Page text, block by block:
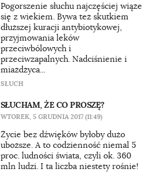
Pogorszenie słuchu najczęściej wiąże
się z wiekiem. Bywa też skutkiem
dłuższej kuracji antybiotykowej,
przyjmowania leków
przeciwbólowych i
przeciwzapalnych. Nadciśnienie i
miażdżyca...
SŁUCH
SŁUCHAM, ŻE CO PROSZĘ?
WTOREK, 5 GRUDNIA 2017 (11:49)
Życie bez dźwięków byłoby dużo
uboższe. A to codzienność niemal 5
proc. ludności świata, czyli ok. 360
mln ludzi. I ta liczba niestety rośnie!